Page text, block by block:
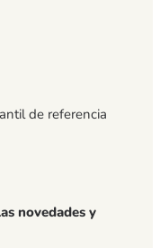
de referencia
novedades y